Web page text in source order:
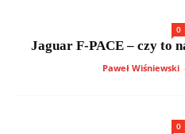
0
Jaguar F-PACE – czy to
Paweł Wiśniewski -
0